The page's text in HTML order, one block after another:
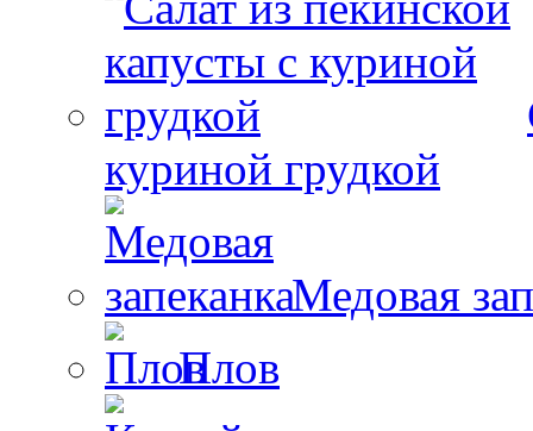
куриной грудкой
Медовая
Плов